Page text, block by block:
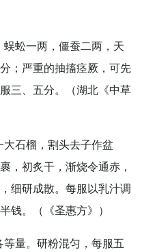
蚣一两，僵蚕二两，天
；严重的抽搐痉厥，可先
三、五分。（湖北《中草
石榴，割头去子作盆
，初炙干，渐烧令通赤，
细研成散。每服以乳汁调
钱。（《圣惠方》）
量。研粉混匀，每服五